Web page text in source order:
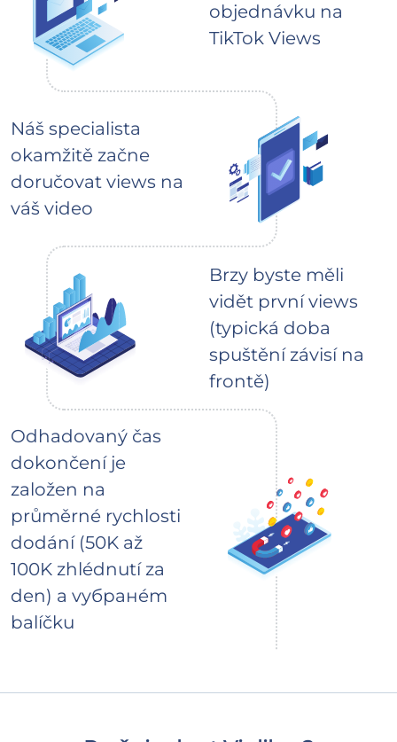
objednávku na
TikTok Views
Náš specialista
okamžitě začne
doručovat views na
váš video
Brzy byste měli
vidět první views
(typická doba
spuštění závisí na
frontě)
Odhadovaný čas
dokončení je
založen na
průměrné rychlosti
dodání (50K až
100K zhlédnutí za
den) a vyбранém
balíčku